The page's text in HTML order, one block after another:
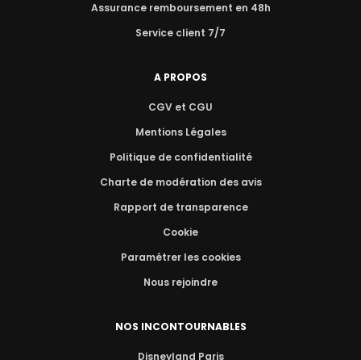
Assurance remboursement en 48h
Service client 7/7
A PROPOS
CGV et CGU
Mentions Légales
Politique de confidentialité
Charte de modération des avis
Rapport de transparence
Cookie
Paramétrer les cookies
Nous rejoindre
NOS INCONTOURNABLES
Disneyland Paris